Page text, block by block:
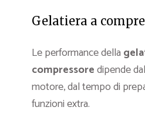
Gelatiera a
Le performance della
compressoredipende
motore, dal tempo di
funzioni extra.